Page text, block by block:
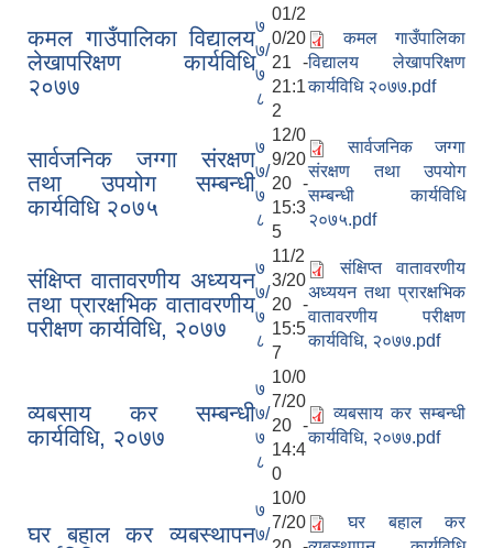
कमल गाउँपालिका विद्यालय
लेखापरिक्षण कार्यविधि
२०७७
७
७/
७
८
01/2
0/20
21 -
21:1
2
कमल गाउँपालिका
विद्यालय लेखापरिक्षण
कार्यविधि २०७७.pdf
सार्वजनिक जग्गा संरक्षण
तथा उपयोग सम्बन्धी
कार्यविधि २०७५
७
७/
७
८
12/0
9/20
20 -
15:3
5
सार्वजनिक जग्गा
संरक्षण तथा उपयोग
सम्बन्धी कार्यविधि
२०७५.pdf
संक्षिप्त वातावरणीय अध्ययन
तथा प्रारक्षभिक वातावरणीय
परीक्षण कार्यविधि, २०७७
७
७/
७
८
11/2
3/20
20 -
15:5
7
संक्षिप्त वातावरणीय
अध्ययन तथा प्रारक्षभिक
वातावरणीय परीक्षण
कार्यविधि, २०७७.pdf
व्यबसाय कर सम्बन्धी
कार्यविधि, २०७७
७
७/
७
८
10/0
7/20
20 -
14:4
0
व्यबसाय कर सम्बन्धी
कार्यविधि, २०७७.pdf
घर बहाल कर व्यबस्थापन
७
७/
10/0
7/20
घर बहाल कर